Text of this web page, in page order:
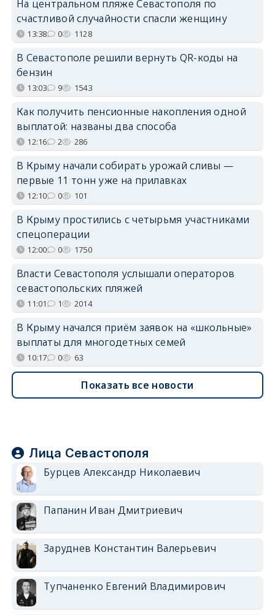
На центральном пляже Севастополя по
счастливой случайности спасли женщину
13:38 0 1128
В Севастополе решили вернуть QR-коды на
бензин
13:03 9 1543
Как получить пенсионные накопления одной
выплатой: названы два способа
12:16 2 286
В Крыму начали собирать урожай сливы —
первые 11 тонн уже на прилавках
12:10 0 101
В Крыму простились с четырьмя участниками
спецоперации
12:00 0 1750
Власти Севастополя услышали операторов
севастопольских пляжей
11:01 1 2014
В Крыму начался приём заявок на «школьные»
выплаты для многодетных семей
10:17 0 63
Показать все новости
Лица Севастополя
Бурцев Александр Николаевич
Папанин Иван Дмитриевич
Заруднев Константин Валерьевич
Тупчаненко Евгений Владимирович